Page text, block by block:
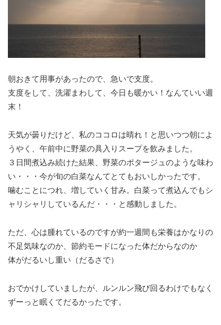
朝おきて用事があったので、急いで支度。
支度をして、洗濯まわして、今日も暖かい！なんていい週
末！
天気が曇りだけど、私のココロは晴れ！と思いつつ朝によ
うやく、午前中に野菜の具入りスープを飲みました。
３日間煮込み続けた結果、野菜のポタージュのような味わ
い・・・今が旬の白菜なんてとてもおいしかったです。
噛むことにつれ、増していく甘み。白菜って煮込んでもシ
ャリシャリしているんだ・・・と感動しました。
ただ、心は腫れているのですが約一週間も栄養はかなりの
不足気味なのか、節約モードになった体だからなのか
体がだるいし重い（だるさで）
おでかけしていましたが、ルンルン飛び回るわけでもなく
ずーっと眠くてだるかったです。